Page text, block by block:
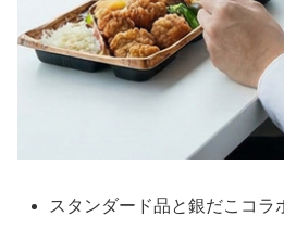
スタンダード品と銀だこコラ